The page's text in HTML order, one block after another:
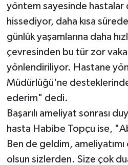
yöntem sayesinde hastalar
hissediyor, daha kısa
günlük yaşamlarına daha
çevresinden bu tür zor
yönlendiriliyor. Hastane
Müdürlüğü'ne
ederim" dedi.
Başarılı ameliyat sonrası
hasta Habibe Topçu ise,
Ben de geldim, ameliyatımı
olsun sizlerden. Size çok